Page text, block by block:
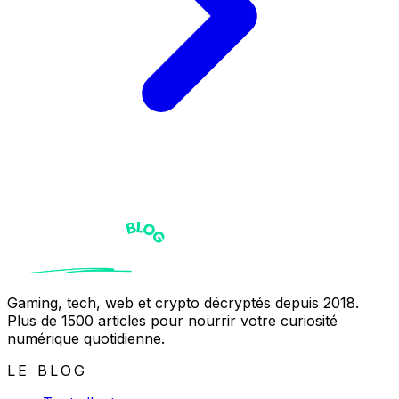
Gaming, tech, web et crypto décryptés depuis 2018.
Plus de 1500 articles pour nourrir votre curiosité
numérique quotidienne.
LE BLOG